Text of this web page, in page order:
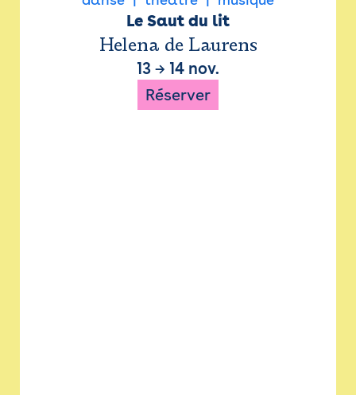
Le Saut du lit
Helena de Laurens
13 → 14 nov.
Réserver